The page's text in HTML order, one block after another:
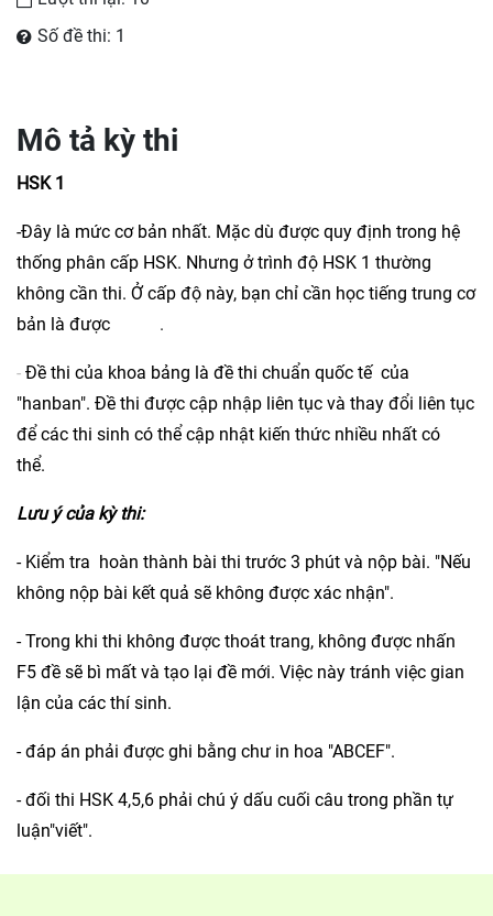
Số đề thi: 1
Mô tả kỳ thi
HSK 1
-Đây là mức cơ bản nhất. Mặc dù được quy định trong hệ
thống phân cấp HSK. Nhưng ở trình độ HSK 1 thường
không cần thi. Ở cấp độ này, bạn chỉ cần học tiếng trung cơ
bản là được
.
- Đề thi của khoa bảng là đề thi chuẩn quốc tế của
"hanban". Đề thi được cập nhập liên tục và thay đổi liên tục
để các thi sinh có thể cập nhật kiến thức nhiều nhất có
thể.
Lưu ý của kỳ thi:
- Kiểm tra hoàn thành bài thi trước 3 phút và nộp bài. "Nếu
không nộp bài kết quả sẽ không được xác nhận".
- Trong khi thi không được thoát trang, không được nhấn
F5 đề sẽ bì mất và tạo lại đề mới. Việc này tránh việc gian
lận của các thí sinh.
- đáp án phải được ghi bằng chư in hoa "ABCEF".
- đối thi HSK 4,5,6 phải chú ý dấu cuối câu trong phần tự
luận"viết".